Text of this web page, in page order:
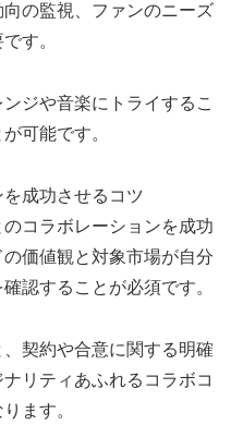
の監視、ファンのニーズ
す。
ジや音楽にトライするこ
可能です。
成功させるコツ
コラボレーションを成功
価値観と対象市場が自分
認することが必須です。
契約や合意に関する明確
リティあふれるコラボコ
ます。